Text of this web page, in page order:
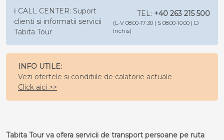
ℹ️ CALL CENTER: Suport
clienti si informatii servicii
Tabita Tour
TEL: +40 263 215 500
(L-V 08:00-17:30 | S 08:00-10:00 | D
Inchis)
INFO UTILE:
Vezi ofertele si conditiile de calatorie actuale
Click aici >>
Tabita Tour va ofera servicii de transport persoane pe ruta